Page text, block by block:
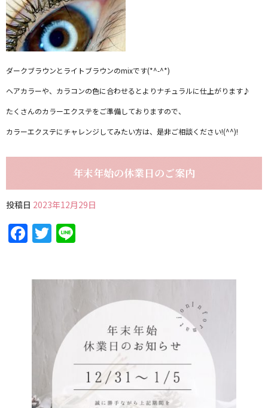
ダークブラウンとライトブラウンのmixです(*^-^*)
ヘアカラーや、カラコンの色に合わせるとよりナチュラルに仕上がります♪
たくさんのカラーエクステをご準備しておりますので、
カラーエクステにチャレンジしてみたい方は、是非ご相談ください!(^^)!
年末年始の休業日のご案内
投稿日 2023年12月29日
Facebook
Twitter